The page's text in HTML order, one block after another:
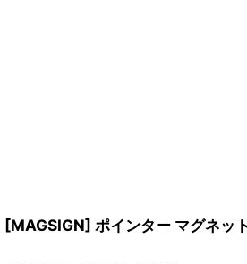
[MAGSIGN] ポインター マグネッ